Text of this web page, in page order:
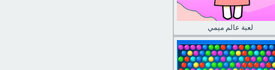
لعبة عالم ميمي